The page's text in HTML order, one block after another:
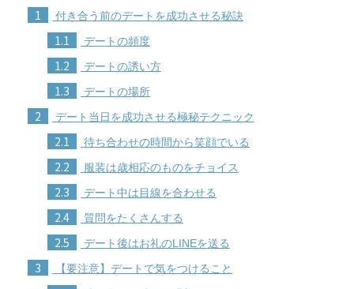
1 付き合う前のデートを成功させる秘訣
1.1 デートの頻度
1.2 デートの誘い方
1.3 デートの場所
2 デート当日を成功させる極秘テクニック
2.1 待ち合わせの時間から笑顔でいる
2.2 服装は歳相応のものをチョイス
2.3 デート中は目線を合わせる
2.4 質問をたくさんする
2.5 デート後はお礼のLINEを送る
3 【要注意】デートで気をつけること